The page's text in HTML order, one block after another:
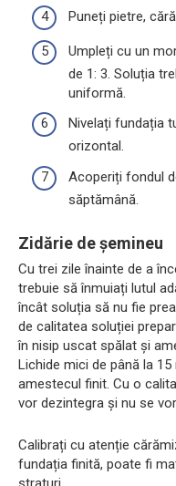
Puneți pietre,
Umpleți cu un
de 1: 3. Soluția
uniformă.
Nivelați fundația
orizontal.
Acoperiți fondul
săptămână.
Zidărie de șemineu
Cu trei zile înainte de a
trebuie să înmuiați lutul
încât soluția să nu fie
de calitatea soluției
în nisip uscat spălat și
Lichide mici de până la
amestecul finit. Cu o
vor dezintegra și nu se
Calibrați cu atenție
fundația finită, poate fi